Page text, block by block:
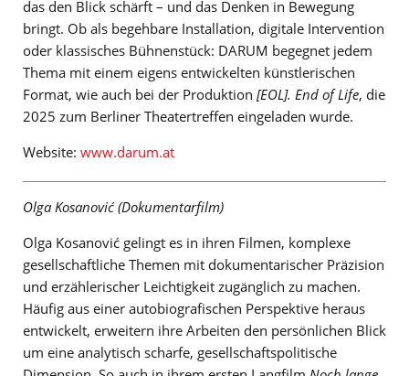
das den Blick schärft – und das Denken in Bewegung
bringt. Ob als begehbare Installation, digitale Intervention
oder klassisches Bühnenstück: DARUM begegnet jedem
Thema mit einem eigens entwickelten künstlerischen
Format, wie auch bei der Produktion [EOL]. End of Life, die
2025 zum Berliner Theatertreffen eingeladen wurde.
Website: www.darum.at
Olga Kosanović (Dokumentarfilm)
Olga Kosanović gelingt es in ihren Filmen, komplexe
gesellschaftliche Themen mit dokumentarischer Präzision
und erzählerischer Leichtigkeit zugänglich zu machen.
Häufig aus einer autobiografischen Perspektive heraus
entwickelt, erweitern ihre Arbeiten den persönlichen Blick
um eine analytisch scharfe, gesellschaftspolitische